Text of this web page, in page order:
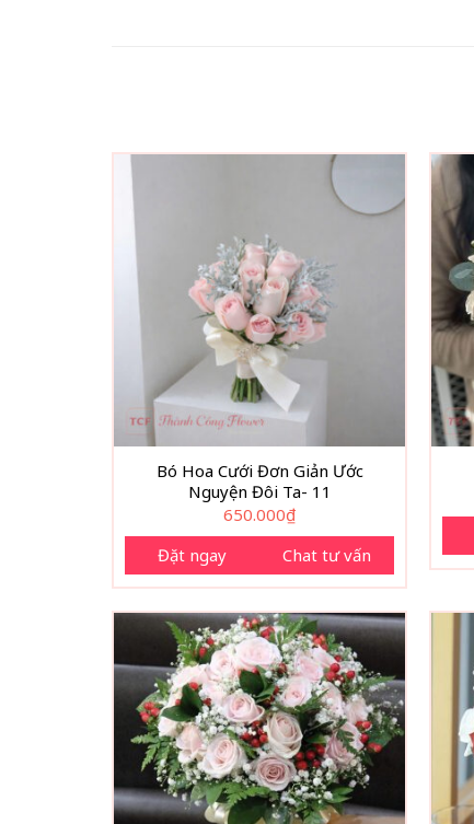
Bó Hoa Cưới Đơn Giản Ước
Nguyện Đôi Ta- 11
650.000₫
Đặt ngay
Chat tư vấn